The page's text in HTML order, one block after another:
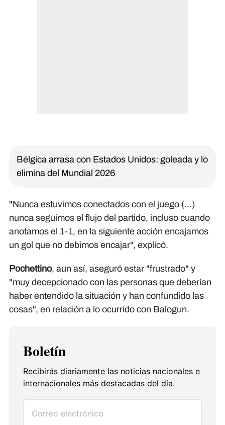
Bélgica arrasa con Estados Unidos: goleada y lo
elimina del Mundial 2026
"Nunca estuvimos conectados con el juego (...)
nunca seguimos el flujo del partido, incluso cuando
anotamos el 1-1, en la siguiente acción encajamos
un gol que no debimos encajar", explicó.
Pochettino, aun así, aseguró estar "frustrado" y
"muy decepcionado con las personas que deberían
haber entendido la situación y han confundido las
cosas", en relación a lo ocurrido con Balogun.
Boletín
Recibirás diariamente las noticias nacionales e
internacionales más destacadas del día.